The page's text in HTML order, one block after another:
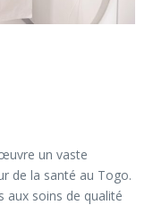
un vaste
de la santé au Togo.
aux soins de qualité